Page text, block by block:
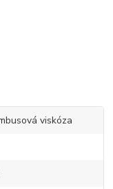
viskóza